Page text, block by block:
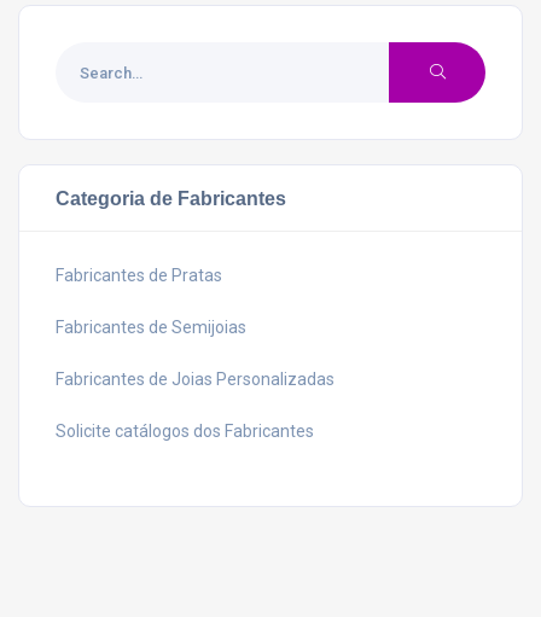
Categoria de Fabricantes
Fabricantes de Pratas
Fabricantes de Semijoias
Fabricantes de Joias Personalizadas
Solicite catálogos dos Fabricantes